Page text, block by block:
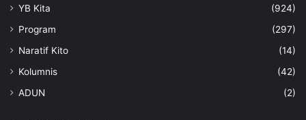
YB Kita
(924)
Program
(297)
Naratif Kito
(14)
Kolumnis
(42)
ADUN
(2)